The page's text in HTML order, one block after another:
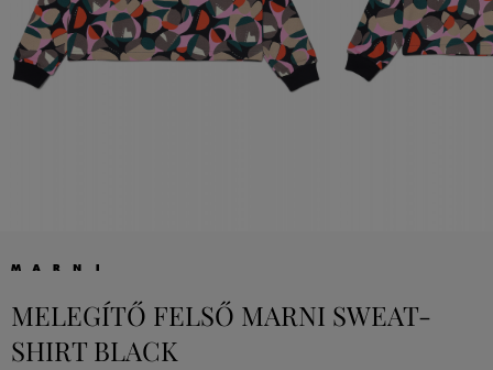
MELEGÍTŐ FELSŐ MARNI SWEAT-
SHIRT BLACK